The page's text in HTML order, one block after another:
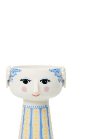
Molde -
Torget 1, 6413
Åpent i dag 10-18
0 i butikk